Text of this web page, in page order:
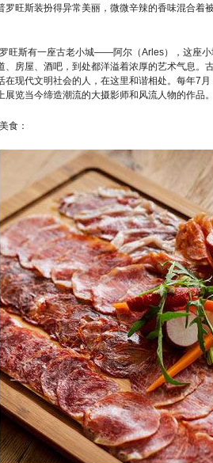
罗旺斯装扮得异常美丽，微微辛辣的香味混合着
旺斯有一座古老小城——阿尔（Arles），这座
、房屋、酒吧，到处都洋溢着浓厚的艺术气息。
在现代文明社会的人，在这里和谐相处。每年7
展览当今缔造潮流的大摄影师和风流人物的作品。
食：